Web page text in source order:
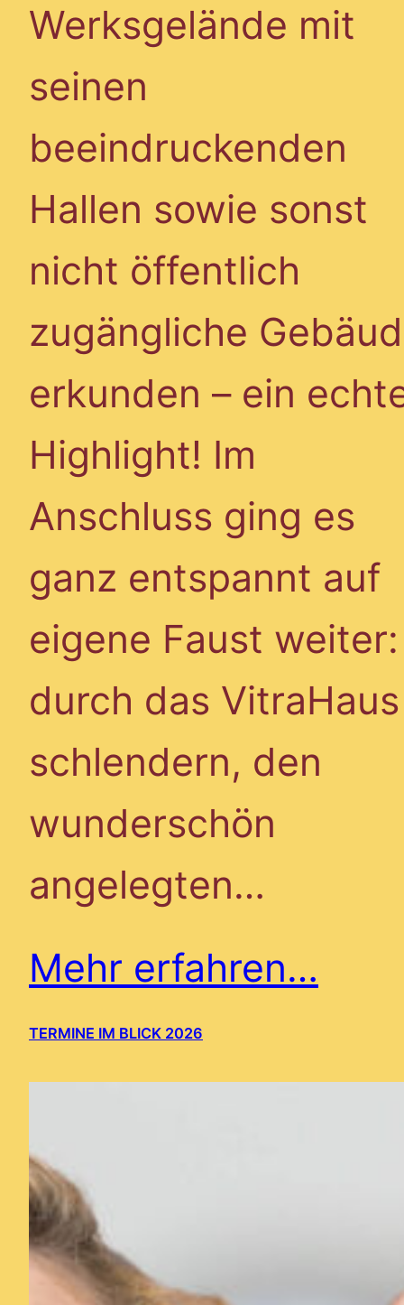
Werksgelände mit
seinen
beeindruckenden
Hallen sowie sonst
nicht öffentlich
zugängliche
erkunden – ein
Highlight! Im
Anschluss ging es
ganz entspannt auf
eigene Faust weiter:
durch das VitraHaus
schlendern, den
wunderschön
angelegten…
Mehr erfahren…
TERMINE IM BLICK 2026